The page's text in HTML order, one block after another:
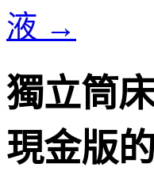
液 →
獨立筒
現金版